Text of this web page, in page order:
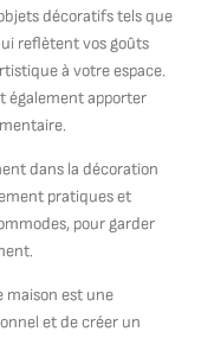
décoratifs tels que
reflètent vos goûts
à votre espace.
également apporter
dans la décoration
pratiques et
pour garder
maison est une
et de créer un